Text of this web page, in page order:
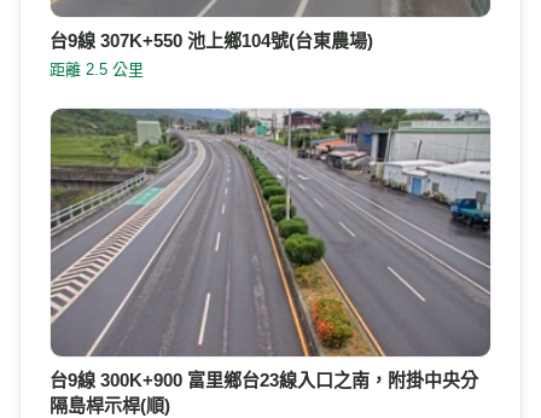
台9線 307K+550 池上鄉104號(台東農場)
距離 2.5 公里
台9線 300K+900 富里鄉台23線入口之南，附掛中央分
隔島桿示桿(順)